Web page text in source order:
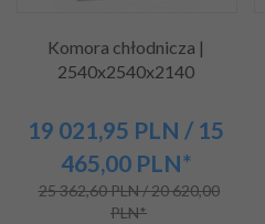
Komora chłodnicza |
2540x2540x2140
19 021,95 PLN / 15
465,00 PLN*
25 362,60 PLN / 20 620,00
PLN*